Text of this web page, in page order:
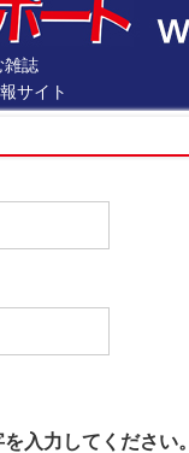
雑誌
サイト
入力してください。